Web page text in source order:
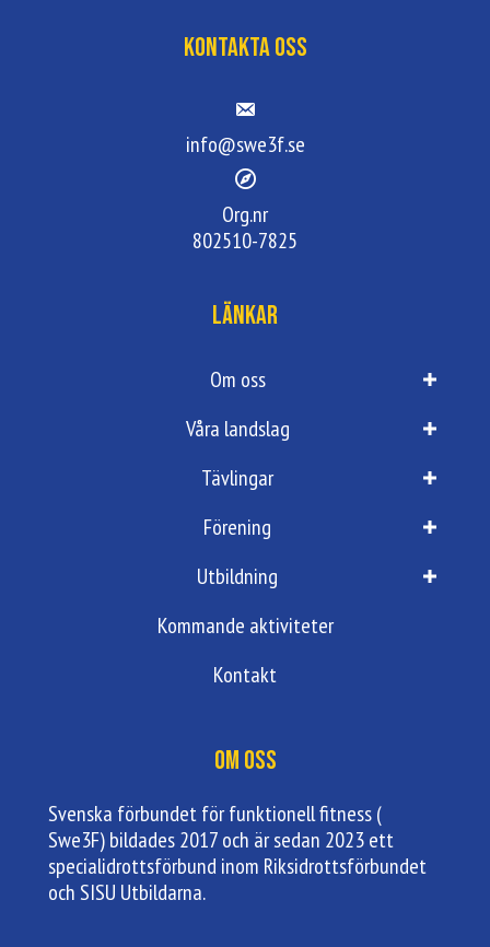
Kontakta oss
info@swe3f.se
Org.nr
802510-7825
Länkar
Om oss
Våra landslag
Tävlingar
Förening
Utbildning
Kommande aktiviteter
Kontakt
Om oss
Svenska förbundet för funktionell fitness (
Swe3F) bildades 2017 och är sedan 2023 ett
specialidrottsförbund inom Riksidrottsförbundet
och SISU Utbildarna.